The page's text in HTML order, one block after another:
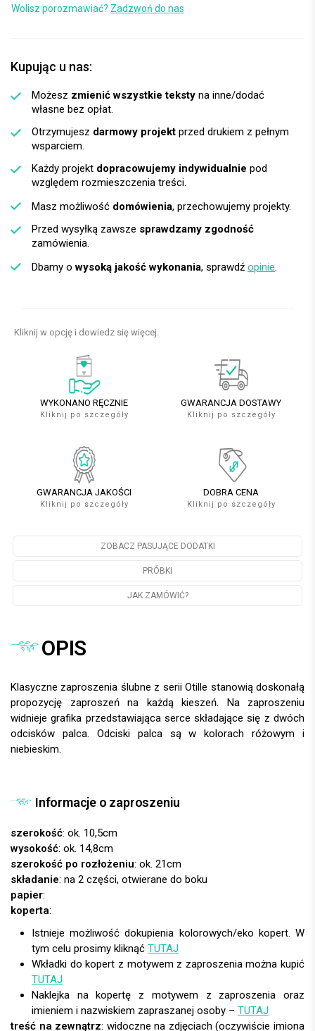
Wolisz porozmawiać? Zadzwoń do nas
Kupując u nas:
Możesz zmienić wszystkie teksty na inne/dodać
własne bez opłat.
Otrzymujesz darmowy projekt przed drukiem z pełnym
wsparciem.
Każdy projekt dopracowujemy indywidualnie pod
względem rozmieszczenia treści.
Masz możliwość domówienia, przechowujemy projekty.
Przed wysyłką zawsze sprawdzamy zgodność
zamówienia.
Dbamy owysoką jakość wykonania, sprawdź opinie.
Kliknij w opcję i dowiedz się więcej.
WYKONANO RĘCZNIE
Kliknij po szczegóły
GWARANCJA DOSTAWY
Kliknij po szczegóły
GWARANCJA JAKOŚCI
Kliknij po szczegóły
DOBRA CENA
Kliknij po szczegóły
ZOBACZ PASUJĄCE DODATKI
PRÓBKI
JAK ZAMÓWIĆ?
OPIS
Klasyczne zaproszenia ślubne z serii Otille stanowią doskonałą
propozycję zaproszeń na każdą kieszeń. Na zaproszeniu
widnieje grafika przedstawiająca serce składające się z dwóch
odcisków palca. Odciski palca są w kolorach różowym i
niebieskim.
Informacje o zaproszeniu
szerokość: ok. 10,5cm
wysokość: ok. 14,8cm
szerokość po rozłożeniu: ok. 21cm
składanie: na 2 części, otwierane do boku
papier:
koperta:
Istnieje możliwość dokupienia kolorowych/eko kopert. W
tym celu prosimy kliknąć TUTAJ
Wkładki do kopert z motywem z zaproszenia można kupić
TUTAJ
Naklejka na kopertę z motywem z zaproszenia oraz
imieniem i nazwiskiem zapraszanej osoby – TUTAJ
treść na zewnątrz: widoczne na zdjęciach (oczywiście imiona